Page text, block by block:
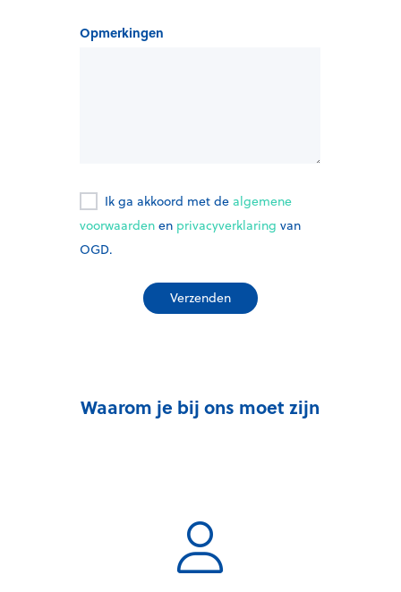
Opmerkingen
Ik ga akkoord met de algemene
voorwaarden en privacyverklaring van
OGD.
Waarom je bij ons moet zijn